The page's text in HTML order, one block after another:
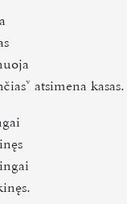
atsimena kasas.